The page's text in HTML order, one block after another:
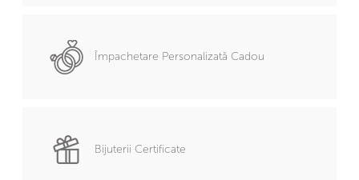
Împachetare Personalizată Cadou
Bijuterii Certificate